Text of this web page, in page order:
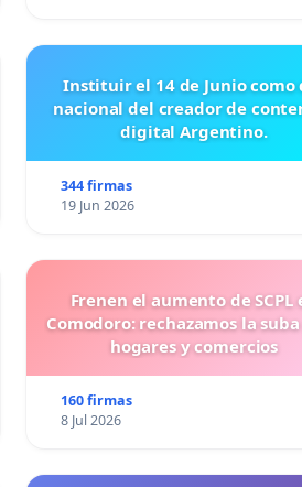
Instituir el 14 de Junio como
nacional del creador de
digital Argentino.
344 firmas
19 Jun 2026
Frenen el aumento de SCPL
Comodoro: rechazamos la
hogares y comercios
160 firmas
8 Jul 2026